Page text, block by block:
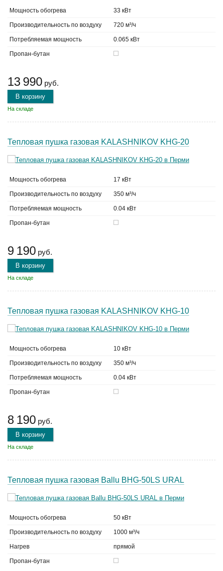
Мощность обогрева 33 кВт
Производительность по воздуху 720 м³/ч
Потребляемая мощность 0.065 кВт
Пропан-бутан
13 990 руб.
В корзину
На складе
Тепловая пушка газовая KALASHNIKOV KHG-20
Мощность обогрева 17 кВт
Производительность по воздуху 350 м³/ч
Потребляемая мощность 0.04 кВт
Пропан-бутан
9 190 руб.
В корзину
На складе
Тепловая пушка газовая KALASHNIKOV KHG-10
Мощность обогрева 10 кВт
Производительность по воздуху 350 м³/ч
Потребляемая мощность 0.04 кВт
Пропан-бутан
8 190 руб.
В корзину
На складе
Тепловая пушка газовая Ballu BHG-50LS URAL
Мощность обогрева 50 кВт
Производительность по воздуху 1000 м³/ч
Нагрев прямой
Пропан-бутан